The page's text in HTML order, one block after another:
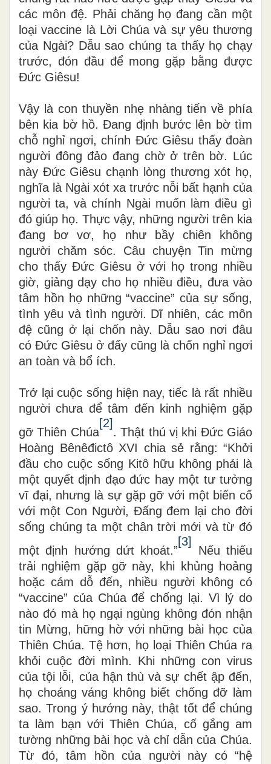
các môn đệ. Phải chăng họ đang cần một
loại vaccine là Lời Chúa và sự yêu thương
của Ngài? Dẫu sao chúng ta thấy họ chạy
trước, đón đầu để mong gặp bằng được
Đức Giêsu!
Vậy là con thuyền nhẹ nhàng tiến về phía
bên kia bờ hồ. Đang định bước lên bờ tìm
chỗ nghỉ ngơi, chính Đức Giêsu thấy đoàn
người đông đảo đang chờ ở trên bờ. Lúc
này Đức Giêsu chạnh lòng thương xót họ,
nghĩa là Ngài xót xa trước nỗi bất hạnh của
người ta, và chính Ngài muốn làm điều gì
đó giúp họ. Thực vậy, những người trên kia
đang bơ vơ, họ như bầy chiên không
người chăm sóc. Câu chuyện Tin mừng
cho thấy Đức Giêsu ở với họ trong nhiều
giờ, giảng dạy cho họ nhiều điều, đưa vào
tâm hồn họ những“vaccine” của sự sống,
tình yêu và tình người. Dĩ nhiên, các môn
đệ cũng ở lại chốn này. Dẫu sao nơi đâu
có Đức Giêsu ở đấy cũng là chốn nghỉ ngơi
an toàn và bổ ích.
Trở lại cuộc sống hiện nay, tiếc là rất nhiều
người chưa để tâm đến kinh nghiệm gặp
gỡ Thiên Chúa
[2]
. Thật thú vị khi Đức Giáo
Hoàng Bênêđictô XVI chia sẻ rằng: “Khởi
đầu cho cuộc sống Kitô hữu không phải là
một quyết định đạo đức hay một tư tưởng
vĩ đại, nhưng là sự gặp gỡ với một biến cố
với một Con Người, Đấng đem lại cho đời
sống chúng ta một chân trời mới và từ đó
một định hướng dứt khoát.”
[3]
Nếu thiếu
trải nghiệm gặp gỡ này, khi khủng hoảng
hoặc cám dỗ đến, nhiều người không có
“vaccine” của Chúa để chống lại. Vì lý do
nào đó mà họ ngại ngùng không đón nhận
tin Mừng, hững hờ với những bài học của
Thiên Chúa. Tệ hơn, họ loại Thiên Chúa ra
khỏi cuộc đời mình. Khi những con virus
của tội lỗi, của hận thù và sự chết ập đến,
họ choáng váng không biết chống đỡ làm
sao. Trong ý hướng này, thật tốt để chúng
ta làm bạn với Thiên Chúa, cố gắng am
tường những bài học và chỉ dẫn của Chúa.
Từ đó, tâm hồn của người này có “hệ